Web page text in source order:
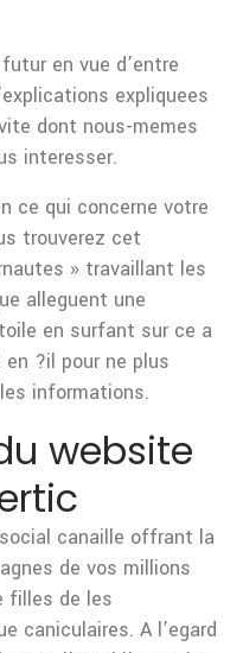
en vue d’entre
expliquees
dont nous-memes
interesser.
ce qui concerne votre
trouverez cet
» travaillant les
alleguent une
en surfant sur ce a
?il pour ne plus
informations.
website
canaille offrant la
de vos millions
filles de les
caniculaires. A l’egard